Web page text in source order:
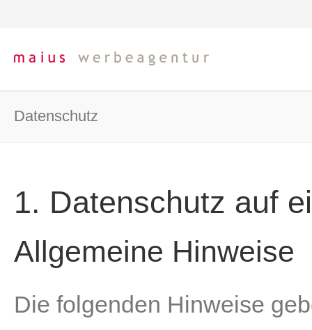
Datenschutz
1. Datenschutz auf
Allgemeine Hinweise
Die folgenden Hinweise